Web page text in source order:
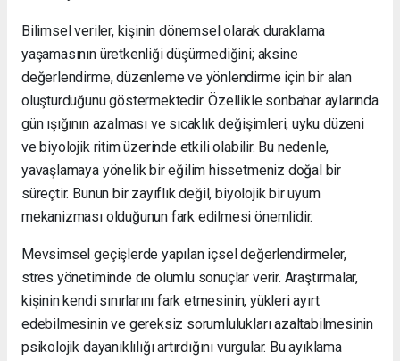
Bilimsel veriler, kişinin dönemsel olarak duraklama
yaşamasının üretkenliği düşürmediğini; aksine
değerlendirme, düzenleme ve yönlendirme için bir alan
oluşturduğunu göstermektedir. Özellikle sonbahar aylarında
gün ışığının azalması ve sıcaklık değişimleri, uyku düzeni
ve biyolojik ritim üzerinde etkili olabilir. Bu nedenle,
yavaşlamaya yönelik bir eğilim hissetmeniz doğal bir
süreçtir. Bunun bir zayıflık değil, biyolojik bir uyum
mekanizması olduğunun fark edilmesi önemlidir.
Mevsimsel geçişlerde yapılan içsel değerlendirmeler,
stres yönetiminde de olumlu sonuçlar verir. Araştırmalar,
kişinin kendi sınırlarını fark etmesinin, yükleri ayırt
edebilmesinin ve gereksiz sorumlulukları azaltabilmesinin
psikolojik dayanıklılığı artırdığını vurgular. Bu ayıklama